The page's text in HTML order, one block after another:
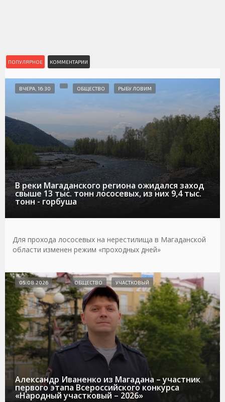
ПОПУЛЯРНОЕ КОММЕНТАРИИ
В реки Магаданского региона ожидался заход
свыше 13 тыс. тонн лососевых, из них 9,4 тыс.
тонн - горбуша
ВЧЕРА, 16:30 ОБЩЕСТВО РЫБУ ЛОВИМ
Для прохода лососевых на нерестилища в Магаданской
области изменен режим «проходных дней»
Александр Иваненко из Магадана – участник
первого этапа Всероссийского конкурса
«Народный участковый – 2026»
05.08.2026 ОБЩЕСТВО УЧАСТКОВЫЙ